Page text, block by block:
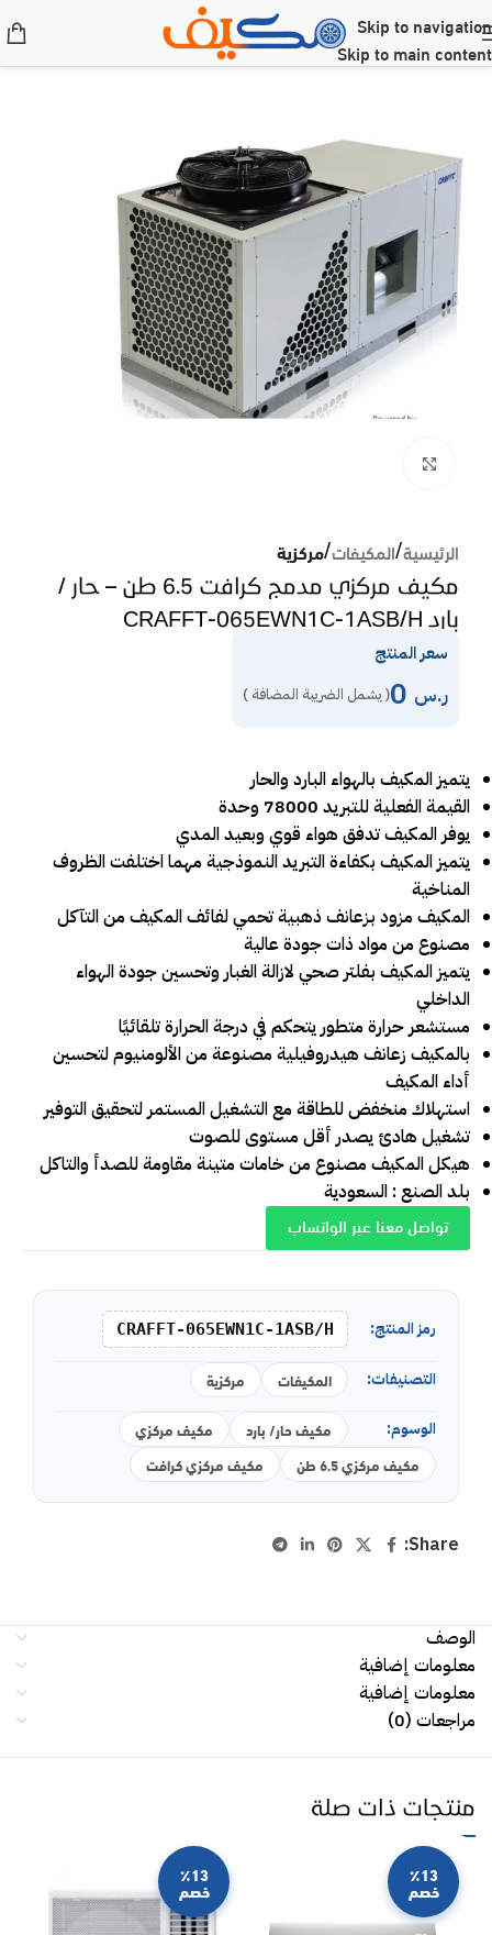
Skip to navigation
Skip to main content
الرئيسية المكيفات مركزية
مكيف مركزي مدمج كرافت 6.5 طن – حار /
بارد CRAFFT-065EWN1C-1ASB/H
سعر المنتج
ر.س ( يشمل الضريبة المضافة )
يتميز المكيف بالهواء البارد والحار
القيمة الفعلية للتبريد 78000 وحدة
يوفر المكيف تدفق هواء قوي وبعيد المدي
يتميز المكيف بكفاءة التبريد النموذجية مهما اختلفت الظروف
المناخية
المكيف مزود بزعانف ذهبية تحمي لفائف المكيف من التآكل
مصنوع من مواد ذات جودة عالية
يتميز المكيف بفلتر صحي لازالة الغبار وتحسين جودة الهواء
الداخلي
مستشعر حرارة متطور يتحكم في درجة الحرارة تلقائيًا
بالمكيف زعانف هيدروفيلية مصنوعة من الألومنيوم لتحسين
أداء المكيف
استهلاك منخفض للطاقة مع التشغيل المستمر لتحقيق التوفير
تشغيل هادئ يصدر أقل مستوى للصوت
هيكل المكيف مصنوع من خامات متينة مقاومة للصدأ والتاكل
بلد الصنع : السعودية
تواصل معنا عبر الواتساب
رمز المنتج: CRAFFT-065EWN1C-1ASB/H
التصنيفات: المكيفات مركزية
الوسوم: مكيف حار/ بارد
مكيف مركزي
مكيف مركزي 6.5 طن
مكيف مركزي كرافت
Share:
الوصف
معلومات إضافية
معلومات إضافية
مراجعات (0)
منتجات ذات صلة
٪13
خصم
٪13
خصم